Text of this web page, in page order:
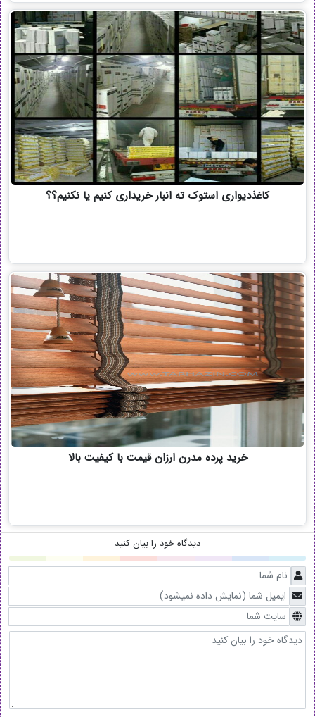
کاغذدیواری استوک ته انبار خریداری کنیم یا نکنیم؟؟
خرید پرده مدرن ارزان قیمت با کیفیت بالا
دیدگاه خود را بیان کنید